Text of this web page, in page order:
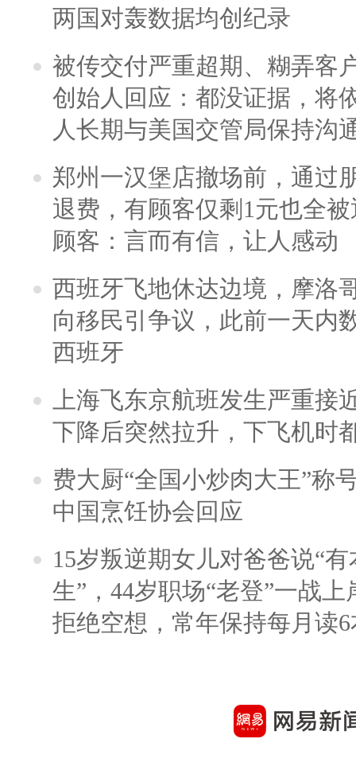
两国对轰数据均创纪录
被传交付严重超期、糊弄客
创始人回应：都没证据，将
人长期与美国交管局保持沟
郑州一汉堡店撤场前，通过
退费，有顾客仅剩1元也全
顾客：言而有信，让人感动
西班牙飞地休达边境，摩洛
向移民引争议，此前一天内
西班牙
上海飞东京航班发生严重接
下降后突然拉升，下飞机时
费大厨“全国小炒肉大王”称
中国烹饪协会回应
15岁叛逆期女儿对爸爸说“
生”，44岁职场“老登”一战上
拒绝空想，常年保持每月读